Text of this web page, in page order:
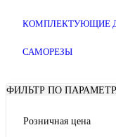
КОМПЛЕКТУЮЩИЕ
САМОРЕЗЫ
ФИЛЬТР ПО
Розничная цена